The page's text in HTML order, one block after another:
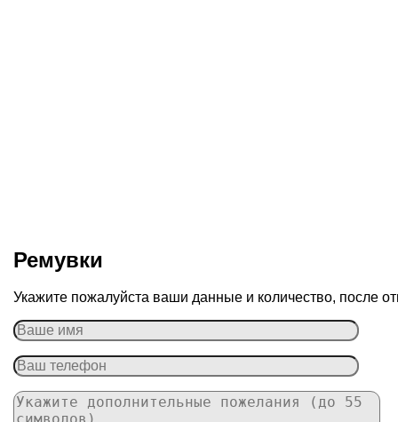
Ремувки
Укажите пожалуйста ваши данные и количество, после